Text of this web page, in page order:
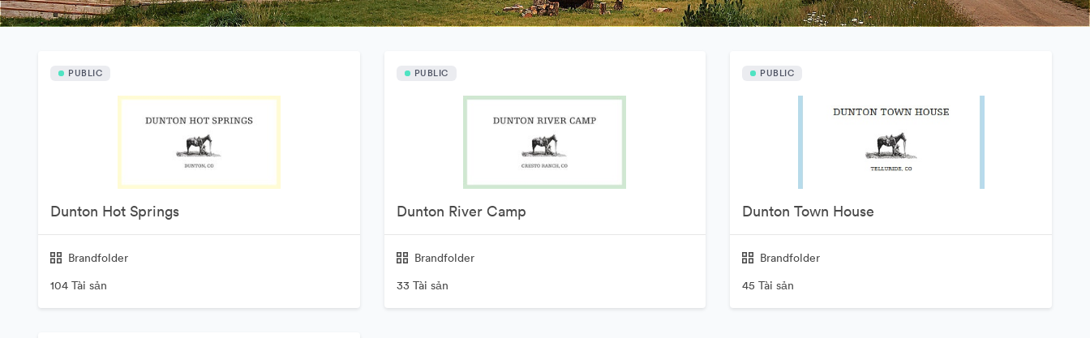
PUBLIC
Dunton Hot Springs
Brandfolder
104 Tài sản
PUBLIC
Dunton River Camp
Brandfolder
33 Tài sản
PUBLIC
Dunton Town House
Brandfolder
45 Tài sản